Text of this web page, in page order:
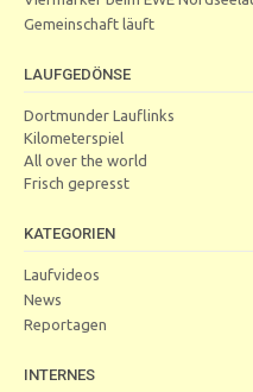
Gemeinschaft läuft
LAUFGEDÖNSE
Dortmunder Lauflinks
Kilometerspiel
All over the world
Frisch gepresst
KATEGORIEN
Laufvideos
News
Reportagen
INTERNES